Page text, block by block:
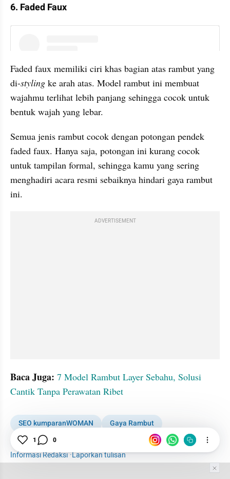
6. Faded Faux
Faded faux memiliki ciri khas bagian atas rambut yang
di-styling ke arah atas. Model rambut ini membuat
wajahmu terlihat lebih panjang sehingga cocok untuk
bentuk wajah yang lebar.
Semua jenis rambut cocok dengan potongan pendek
faded faux. Hanya saja, potongan ini kurang cocok
untuk tampilan formal, sehingga kamu yang sering
menghadiri acara resmi sebaiknya hindari gaya rambut
ini.
ADVERTISEMENT
Baca Juga: 7 Model Rambut Layer Sebahu, Solusi
Cantik Tanpa Perawatan Ribet
SEO kumparanWOMAN
Gaya Rambut
Korea Selatan
Informasi Redaksi·Laporkan tulisan
1 0